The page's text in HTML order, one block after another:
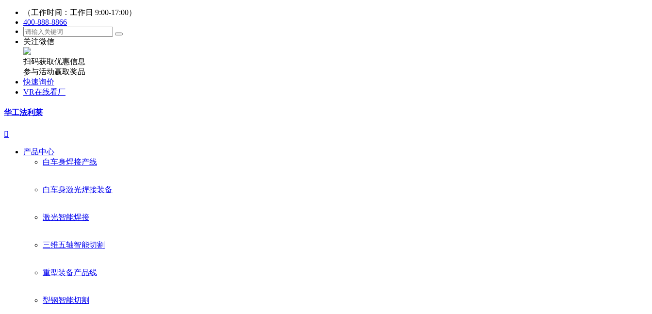
（工作时间：工作日 9:00-17:00）
400-888-8866
关注微信
扫码获取优惠信息
参与活动赢取奖品
快速询价
VR在线看厂
华工法利莱

产品中心
白车身焊接产线
白车身激光焊接装备
激光智能焊接
三维五轴智能切割
重型装备产品线
型钢智能切割